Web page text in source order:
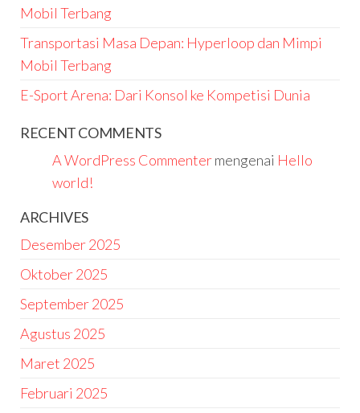
Mobil Terbang
Transportasi Masa Depan: Hyperloop dan Mimpi
Mobil Terbang
E-Sport Arena: Dari Konsol ke Kompetisi Dunia
RECENT COMMENTS
A WordPress Commentermengenai Hello
world!
ARCHIVES
Desember 2025
Oktober 2025
September 2025
Agustus 2025
Maret 2025
Februari 2025